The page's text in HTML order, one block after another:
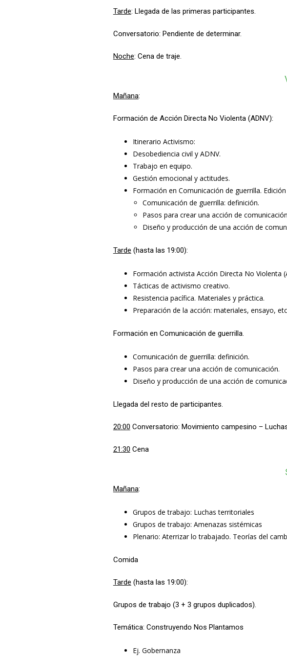
Tarde: Llegada de las primeras participantes.
Conversatorio: Pendiente de determinar.
Noche: Cena de traje.
Mañana:
Formación de Acción Directa No Violenta (ADNV):
Itinerario Activismo:
Desobediencia civil y ADNV.
Trabajo en equipo.
Gestión emocional y actitudes.
Formación en Comunicación de guerrilla.
Comunicación de guerrilla: definición.
Pasos para crear una acción de
Diseño y producción de una acción de
Tarde (hasta las 19:00):
Formación activista Acción Directa No Violenta
Tácticas de activismo creativo.
Resistencia pacífica. Materiales y práctica.
Preparación de la acción: materiales, ensayo,
Formación en Comunicación de guerrilla.
Comunicación de guerrilla: definición.
Pasos para crear una acción de comunicación.
Diseño y producción de una acción de
Llegada del resto de participantes.
20:00 Conversatorio: Movimiento campesino –
21:30 Cena
Mañana:
Grupos de trabajo: Luchas territoriales
Grupos de trabajo: Amenazas sistémicas
Plenario: Aterrizar lo trabajado. Teorías del
Comida
Tarde (hasta las 19:00):
Grupos de trabajo (3 + 3 grupos duplicados).
Temática: Construyendo Nos Plantamos
Ej. Gobernanza